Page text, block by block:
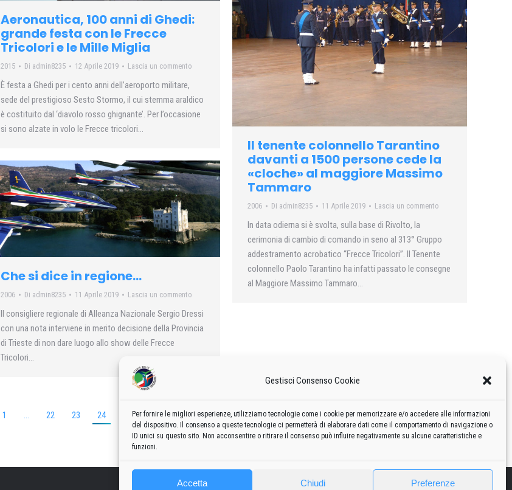
Gestisci Consenso Cookie
Per fornire le migliori esperienze, utilizziamo tecnologie come i cookie per memorizzare e/o accedere alle informazioni
del dispositivo. Il consenso a queste tecnologie ci permetterà di elaborare dati come il comportamento di navigazione o
ID unici su questo sito. Non acconsentire o ritirare il consenso può influire negativamente su alcune caratteristiche e
funzioni.
Accetta Chiudi Preferenze
Aeronautica, 100 anni di Ghedi:
grande festa con le Frecce
Tricolori e le Mille Miglia
2015 Di admin8235 12 Aprile 2019 Lascia un commento
È festa a Ghedi per i cento anni dell’aeroporto militare,
sede del prestigioso Sesto Stormo, il cui stemma araldico
è costituito dal ‘diavolo rosso ghignante’. Per l’occasione
si sono alzate in volo le Frecce tricolori…
Il tenente colonnello Tarantino
davanti a 1500 persone cede la
«cloche» al maggiore Massimo
Tammaro
2006 Di admin8235 11 Aprile 2019 Lascia un commento
In data odierna si è svolta, sulla base di Rivolto, la
cerimonia di cambio di comando in seno al 313° Gruppo
addestramento acrobatico “Frecce Tricolori”. Il Tenente
colonnello Paolo Tarantino ha infatti passato le consegne
al Maggiore Massimo Tammaro…
Che si dice in regione…
2006 Di admin8235 11 Aprile 2019 Lascia un commento
Il consigliere regionale di Alleanza Nazionale Sergio Dressi
con una nota interviene in merito decisione della Provincia
di Trieste di non dare luogo allo show delle Frecce
Tricolori…
1 … 22 23 24 26 … 37 →